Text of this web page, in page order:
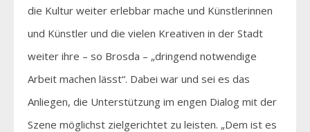
die Kultur weiter erlebbar mache und Künstlerinnen
und Künstler und die vielen Kreativen in der Stadt
weiter ihre – so Brosda – „dringend notwendige
Arbeit machen lässt“. Dabei war und sei es das
Anliegen, die Unterstützung im engen Dialog mit der
Szene möglichst zielgerichtet zu leisten. „Dem ist es